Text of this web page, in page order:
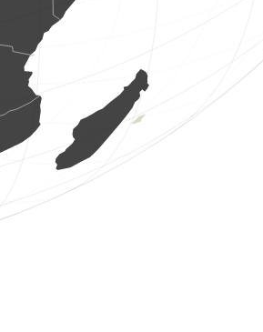
(6 sie 2026 4:53:48)
www.ornitho.de
2 os. ptaków
www.ornitho.de
2 os. ptaków (6 sie 2026 4:53:32)
www.ornitho.de
1 roślina nasienna (6 sie 2026 4:53:31)
dabasdati.ornitho.lv
40 os. ptaków (6 sie 2026 4:53:25)
www.ornitho.de
2 os. ptaków (6 sie 2026 4:53:23)
www.ornitho.de
(6 sie 2026 4:53:23)
dabasdati.ornitho.lv